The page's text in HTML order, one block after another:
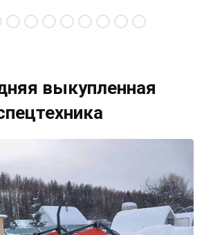
свою спецтехнику.
выкупленная